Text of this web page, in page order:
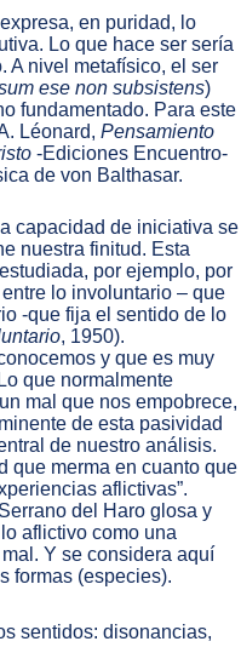
en puridad, lo
Lo que hace ser sería
A nivel metafísico, el ser
ese non subsistens)
fundamentado. Para este
Léonard, Pensamiento
-Ediciones Encuentro-
de von Balthasar.
capacidad de iniciativa se
nuestra finitud. Esta
por ejemplo, por
lo involuntario – que
-que fija el sentido de lo
, 1950).
y que es muy
que normalmente
mal que nos empobrece,
de esta pasividad
de nuestro análisis.
que merma en cuanto que
aflictivas”.
del Haro glosa y
aflictivo como una
Y se considera aquí
formas (especies).
sentidos: disonancias,